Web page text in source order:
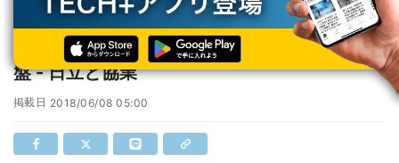
KDDIが日本企業の海外展開を支援するIoT基盤 - 日立と協業
KDDIが日本企業の海外展開を支援するIoT基
盤 - 日立と協業
掲載日 2018/06/08 05:00